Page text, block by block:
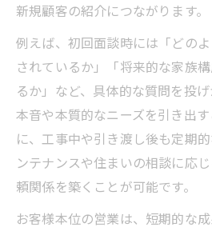
新規顧客の紹介につながります。
例えば、初回面談時には「どの
されているか」「将来的な家族
るか」など、具体的な質問を投
本音や本質的なニーズを引き出
に、工事中や引き渡し後も定期
ンテナンスや住まいの相談に応
頼関係を築くことが可能です。
お客様本位の営業は、短期的な